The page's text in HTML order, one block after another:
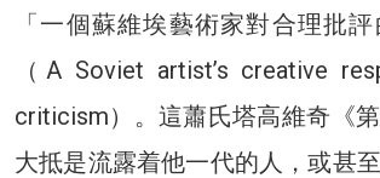
「一個蘇維埃藝術家對合理批評
（A Soviet artist’s creative
criticism）。這蕭氏塔高維奇《
大抵是流露着他一代的人，或甚